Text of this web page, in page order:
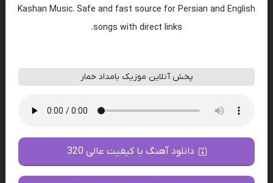
Kashan Music. Safe and fast source for Persian and English
songs with direct links.
پخش آنلاین موزیک بامداد خمار
دانلود آهنگ با کیفیت عالی 320